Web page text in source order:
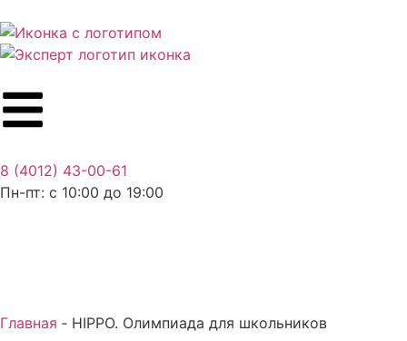
8 (4012) 43-00-61
Пн-пт: c 10:00 до 19:00
Главная ‐ HIPPO. Олимпиада для школьников